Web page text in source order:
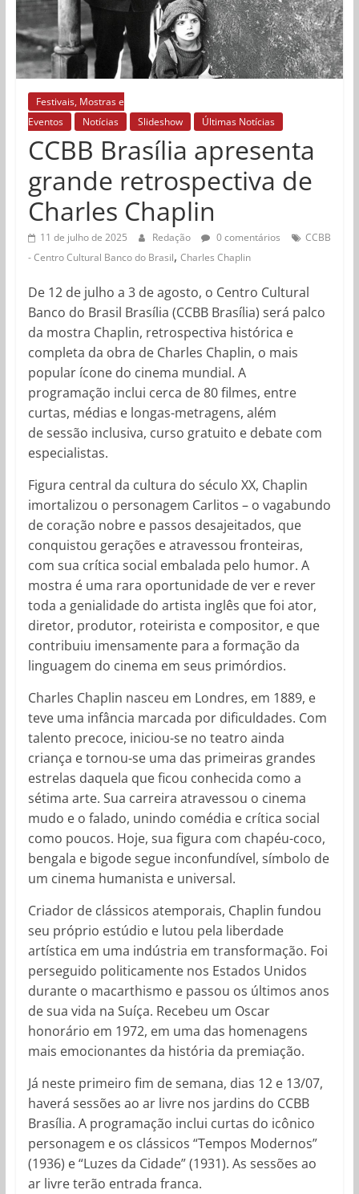
Festivais, Mostras e
Eventos
Notícias Slideshow Últimas Notícias
CCBB Brasília apresenta
grande retrospectiva de
Charles Chaplin
11 de julho de 2025 Redação 0 comentários
CCBB
- Centro Cultural Banco do Brasil, Charles Chaplin
De 12 de julho a 3 de agosto, o Centro Cultural
Banco do Brasil Brasília (CCBB Brasília) será palco
da mostra Chaplin, retrospectiva histórica e
completa da obra de Charles Chaplin, o mais
popular ícone do cinema mundial. A
programação inclui cerca de 80 filmes, entre
curtas, médias e longas-metragens, além
de sessão inclusiva, curso gratuito e debate com
especialistas.
Figura central da cultura do século XX, Chaplin
imortalizou o personagem Carlitos – o vagabundo
de coração nobre e passos desajeitados, que
conquistou gerações e atravessou fronteiras,
com sua crítica social embalada pelo humor. A
mostra é uma rara oportunidade de ver e rever
toda a genialidade do artista inglês que foi ator,
diretor, produtor, roteirista e compositor, e que
contribuiu imensamente para a formação da
linguagem do cinema em seus primórdios.
Charles Chaplin nasceu em Londres, em 1889, e
teve uma infância marcada por dificuldades. Com
talento precoce, iniciou-se no teatro ainda
criança e tornou-se uma das primeiras grandes
estrelas daquela que ficou conhecida como a
sétima arte. Sua carreira atravessou o cinema
mudo e o falado, unindo comédia e crítica social
como poucos. Hoje, sua figura com chapéu-coco,
bengala e bigode segue inconfundível, símbolo de
um cinema humanista e universal.
Criador de clássicos atemporais, Chaplin fundou
seu próprio estúdio e lutou pela liberdade
artística em uma indústria em transformação. Foi
perseguido politicamente nos Estados Unidos
durante o macarthismo e passou os últimos anos
de sua vida na Suíça. Recebeu um Oscar
honorário em 1972, em uma das homenagens
mais emocionantes da história da premiação.
Já neste primeiro fim de semana, dias 12 e 13/07,
haverá sessões ao ar livre nos jardins do CCBB
Brasília. A programação inclui curtas do icônico
personagem e os clássicos “Tempos Modernos”
(1936) e “Luzes da Cidade” (1931). As sessões ao
ar livre terão entrada franca.